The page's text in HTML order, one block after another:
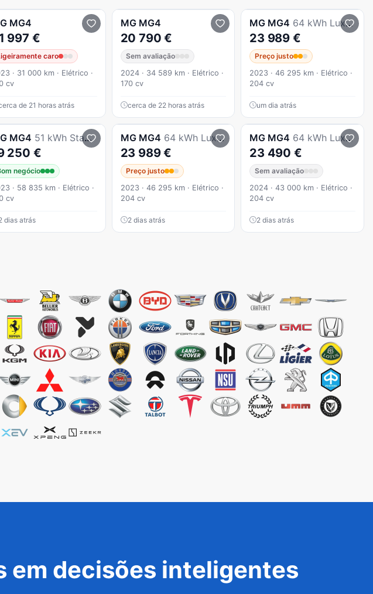
MG4
997 €
caro
· 31 000 km · Elétrico ·
cv
de 21 horas atrás
MG MG4
20 790 €
Sem avaliação
2024 · 34 589 km · Elétrico ·
170 cv
cerca de 22 horas atrás
MG MG4 64 kWh Luxury
23 989 €
Preço justo
2023 · 46 295 km · Elétrico ·
204 cv
um dia atrás
MG4 51 kWh Standard
250 €
negócio
· 58 835 km · Elétrico ·
cv
dias atrás
MG MG4 64 kWh Luxury
23 989 €
Preço justo
2023 · 46 295 km · Elétrico ·
204 cv
2 dias atrás
MG MG4 64 kWh Luxury
23 490 €
Sem avaliação
2024 · 43 000 km · Elétrico ·
204 cv
2 dias atrás
em decisões inteligentes